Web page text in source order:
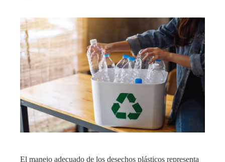
El manejo adecuado de los desechos plásticos representa